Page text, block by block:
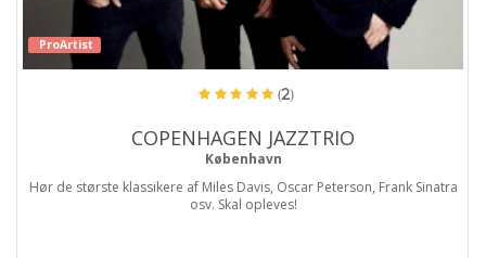
ProArtist
(2)
COPENHAGEN JAZZTRIO
København
Hør de største klassikere af Miles Davis, Oscar Peterson, Frank Sinatra
osv. Skal opleves!